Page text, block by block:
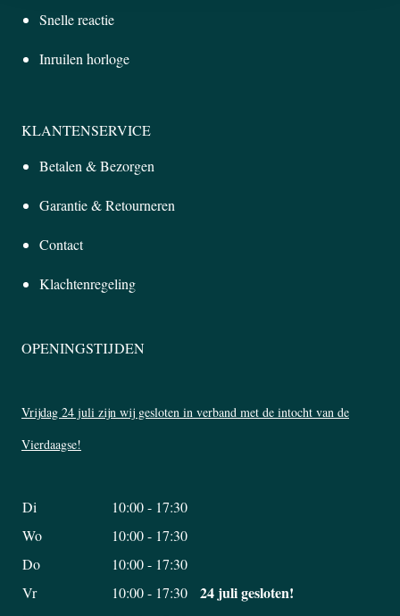
Snelle reactie
Inruilen horloge
KLANTENSERVICE
Betalen & Bezorgen
Garantie & Retourneren
Contact
Klachtenregeling
OPENINGSTIJDEN
Vrijdag 24 juli zijn wij gesloten in verband met de intocht van de
Vierdaagse!
Di
10:00 - 17:30
Wo
10:00 - 17:30
Do
10:00 - 17:30
Vr
10:00 - 17:30 24 juli gesloten!